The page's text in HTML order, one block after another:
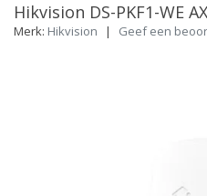
Hikvision DS-PKF1-WE
Merk: Hikvision | Geef een